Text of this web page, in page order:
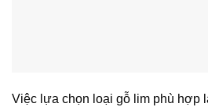
Việc lựa chọn loại gỗ lim phù hợp